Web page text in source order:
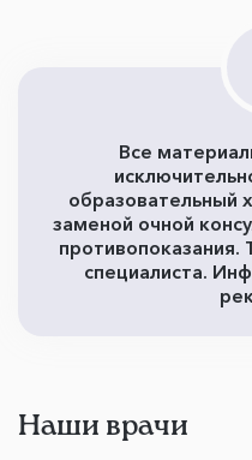
Все
образовательный
заменой очной
противопоказания.
специалиста.
Наши врачи